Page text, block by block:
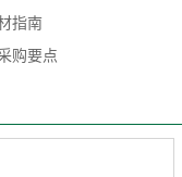
指南
购要点